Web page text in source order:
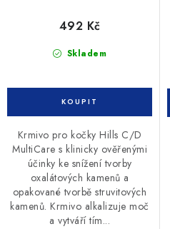
Skladem
492 Kč
Krmivo pro kočky Hills C/D
MultiCare s klinicky ověřenými
účinky ke snížení tvorby
oxalátových kamenů a
opakované tvorbě struvitových
kamenů. Krmivo alkalizuje moč
a vytváří tím...